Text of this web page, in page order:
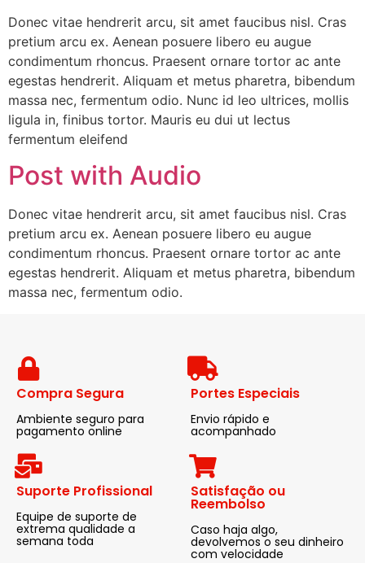
Donec vitae hendrerit arcu, sit amet faucibus nisl. Cras
pretium arcu ex. Aenean posuere libero eu augue
condimentum rhoncus. Praesent ornare tortor ac ante
egestas hendrerit. Aliquam et metus pharetra, bibendum
massa nec, fermentum odio. Nunc id leo ultrices, mollis
ligula in, finibus tortor. Mauris eu dui ut lectus
fermentum eleifend
Post with Audio
Donec vitae hendrerit arcu, sit amet faucibus nisl. Cras
pretium arcu ex. Aenean posuere libero eu augue
condimentum rhoncus. Praesent ornare tortor ac ante
egestas hendrerit. Aliquam et metus pharetra, bibendum
massa nec, fermentum odio.
Compra Segura
Ambiente seguro para
pagamento online
Portes Especiais
Envio rápido e
acompanhado
Suporte Profissional
Equipe de suporte de
extrema qualidade a
semana toda
Satisfação ou
Reembolso
Caso haja algo,
devolvemos o seu dinheiro
com velocidade